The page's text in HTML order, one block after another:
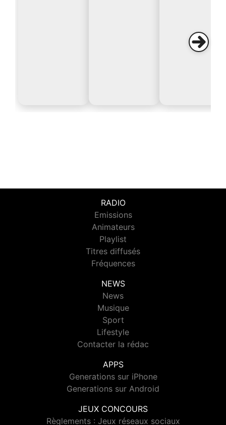
RADIO
Emissions
Animateurs
Playlist
Titres diffusés
Fréquences
NEWS
News
Musique
Sport
Lifestyle
Contacter la rédac
APPS
Generations sur iPhone
Generations sur Android
JEUX CONCOURS
Règlements : Jeux réseaux sociaux